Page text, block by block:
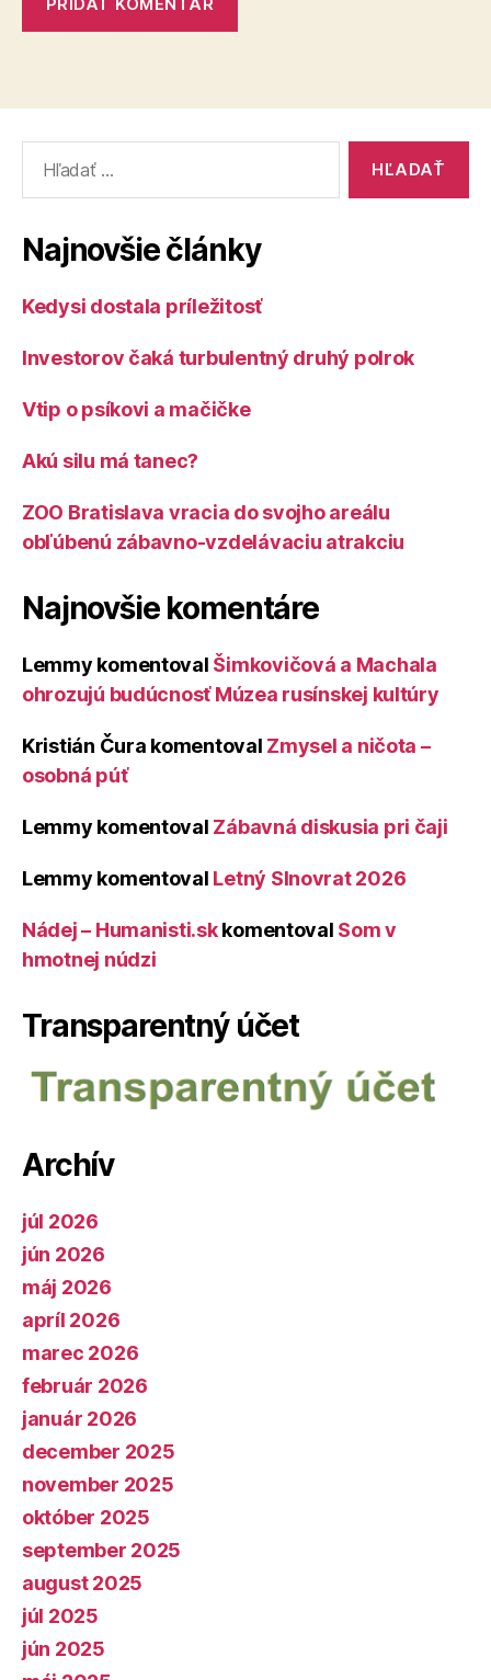
Najnovšie články
Kedysi dostala príležitosť
Investorov čaká turbulentný druhý polrok
Vtip o psíkovi a mačičke
Akú silu má tanec?
ZOO Bratislava vracia do svojho areálu
obľúbenú zábavno-vzdelávaciu atrakciu
Najnovšie komentáre
Lemmy komentoval Šimkovičová a Machala
ohrozujú budúcnosť Múzea rusínskej kultúry
Kristián Čura komentoval Zmysel a ničota –
osobná púť
Lemmy komentoval Zábavná diskusia pri čaji
Lemmy komentoval Letný Slnovrat 2026
Nádej – Humanisti.skkomentoval Som v
hmotnej núdzi
Transparentný účet
Archív
júl 2026
jún 2026
máj 2026
apríl 2026
marec 2026
február 2026
január 2026
december 2025
november 2025
október 2025
september 2025
august 2025
júl 2025
jún 2025